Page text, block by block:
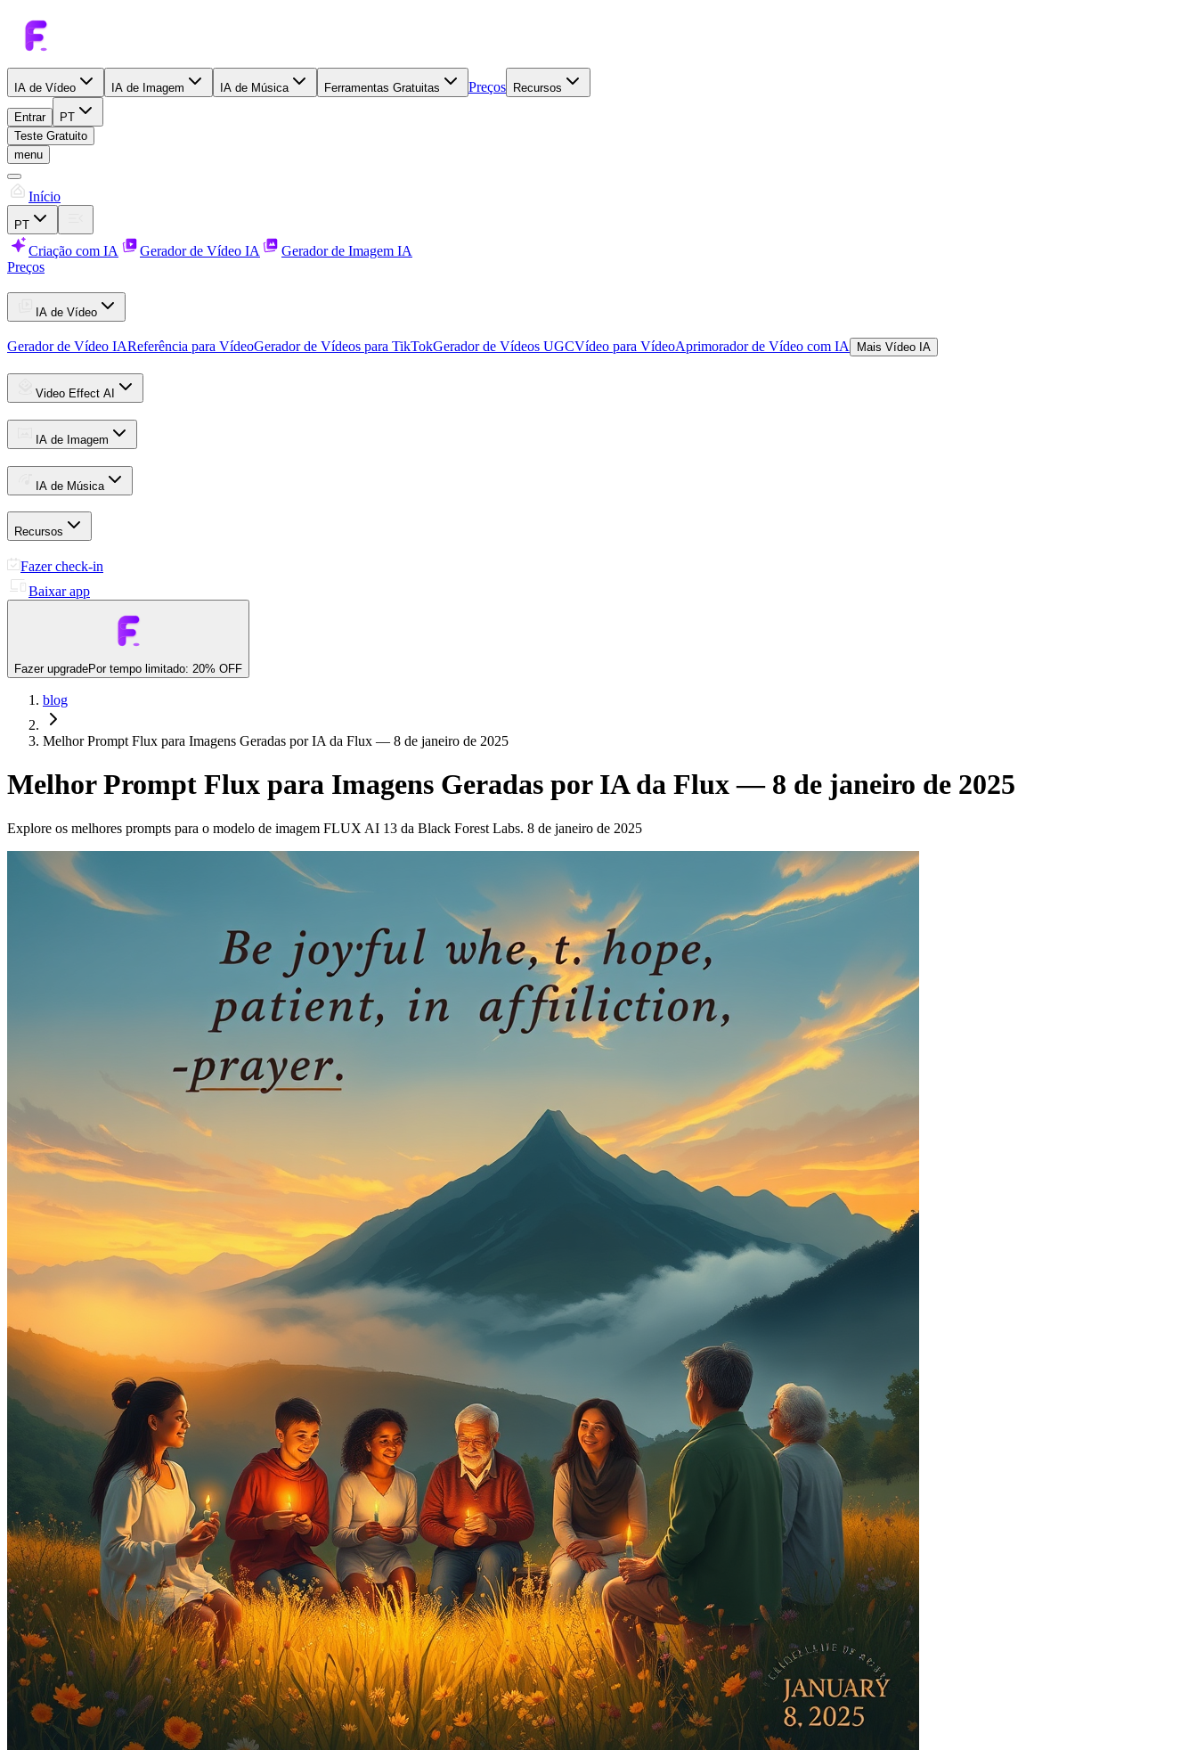
IA de Vídeo IA de Imagem IA de Música Ferramentas Gratuitas Preços Recursos
Entrar
PT
Teste Gratuito
menu
Início
PT
Criação com IA Gerador de Vídeo IA
Gerador de Imagem IA
Preços
IA de Vídeo
Gerador de Vídeo IAReferência para VídeoGerador de Vídeos para TikTokGerador de Vídeos UGCVídeo para VídeoAprimorador de Vídeo com IA Mais Vídeo IA
Video Effect AI
IA de Imagem
IA de Música
Recursos
Fazer check-in
Baixar app
Fazer upgradePor tempo limitado: 20% OFF
blog
Melhor Prompt Flux para Imagens Geradas por IA da Flux — 8 de janeiro de 2025
Melhor Prompt Flux para Imagens Geradas por IA da Flux — 8 de janeiro de 2025
Explore os melhores prompts para o modelo de imagem FLUX AI 13 da Black Forest Labs. 8 de janeiro de 2025